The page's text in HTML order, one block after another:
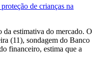
de crianças na
estimativa do mercado. O
(11), sondagem do Banco
financeiro, estima que a